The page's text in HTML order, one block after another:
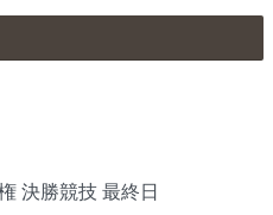
決勝競技 最終日